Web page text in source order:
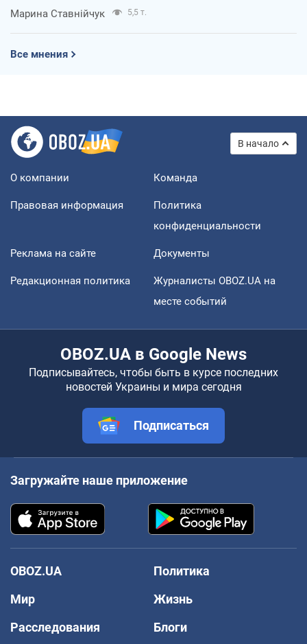
Марина Ставнійчук 5,5 т.
Все мнения
В начало
О компании Команда
Правовая информация
Политика
конфиденциальности
Реклама на сайте Документы
Редакционная политика
Журналисты OBOZ.UA на
месте событий
OBOZ.UA в Google News
Подписывайтесь, чтобы быть в курсе последних
новостей Украины и мира сегодня
Подписаться
Загружайте наше приложение
OBOZ.UA
Политика
Мир
Жизнь
Расследования
Блоги